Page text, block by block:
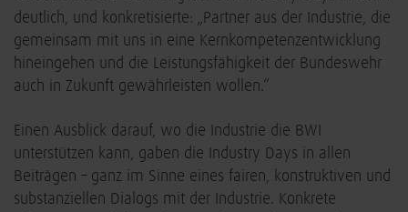
deutlich, und konkretisierte: „Partner aus der Industrie, die
gemeinsam mit uns in eine Kernkompetenzentwicklung
hineingehen und die Leistungsfähigkeit der Bundeswehr
auch in Zukunft gewährleisten wollen.“
Einen Ausblick darauf, wo die Industrie die BWI
unterstützen kann, gaben die Industry Days in allen
Beiträgen – ganz im Sinne eines fairen, konstruktiven und
substanziellen Dialogs mit der Industrie. Konkrete